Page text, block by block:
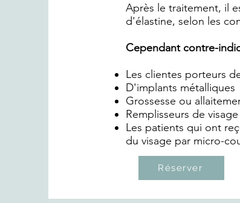
Après le traitement, il
d'élastine, selon les
Cependant contre-
Les clientes porteurs
D'implants métalliques
Grossesse ou
Remplisseurs de
Les patients qui ont
du visage par micro-
Réserver